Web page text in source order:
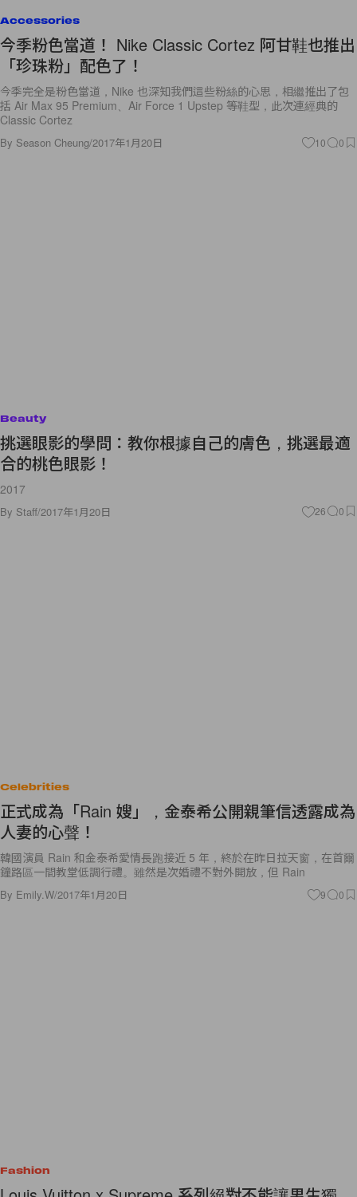
Accessories
今季粉色當道！ Nike Classic Cortez 阿甘鞋也推出
「珍珠粉」配色了！
今季完全是粉色當道，Nike 也深知我們這些粉絲的心思，相繼推出了包
括 Air Max 95 Premium、Air Force 1 Upstep 等鞋型，此次連經典的
Classic Cortez
By Season Cheung/2017年1月20日 10 0
Beauty
挑選眼影的學問：教你根據自己的膚色，挑選最適
合的桃色眼影！
2017
By Staff/2017年1月20日 26 0
Celebrities
正式成為「Rain 嫂」，金泰希公開親筆信透露成為
人妻的心聲！
韓國演員 Rain 和金泰希愛情長跑接近 5 年，終於在昨日拉天窗，在首爾
鐘路區一間教堂低調行禮。雖然是次婚禮不對外開放，但 Rain
By Emily.W/2017年1月20日 9 0
Fashion